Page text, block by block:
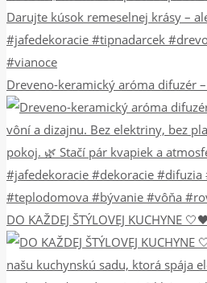
Dreveno-keramický aróma difuzér
DO KAŽDEJ ŠTÝLOVEJ KUCHYNE